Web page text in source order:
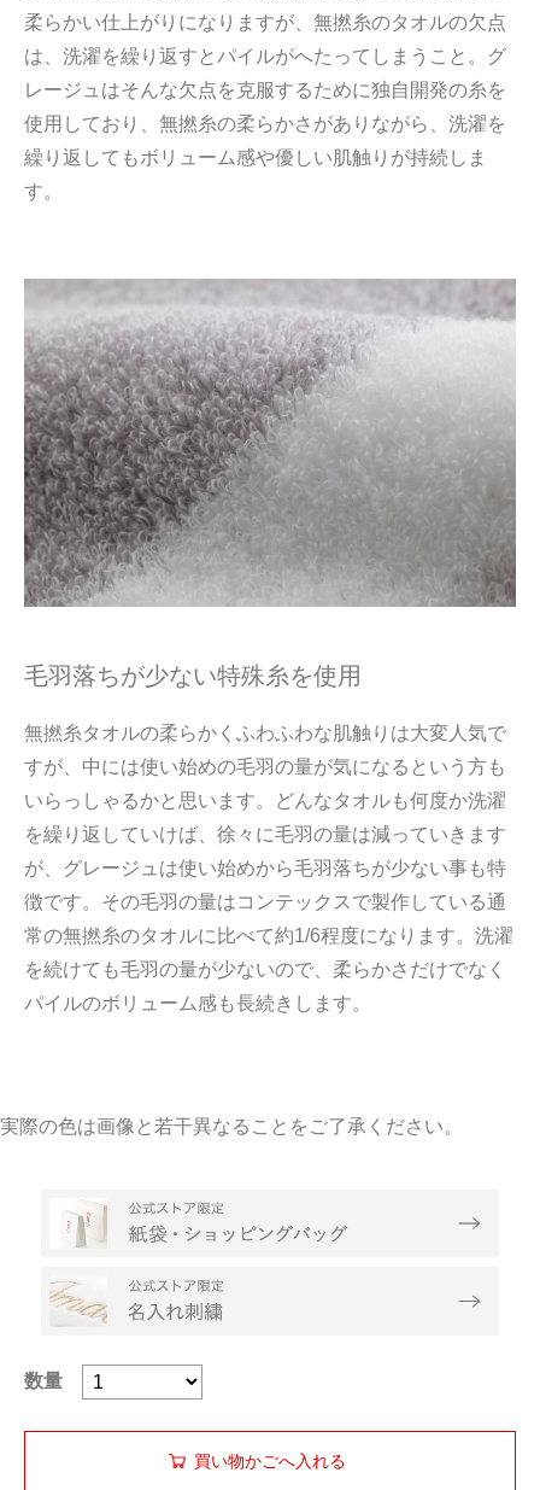
柔らかい仕上がりになりますが、無撚糸のタオルの欠点
は、洗濯を繰り返すとパイルがへたってしまうこと。グ
レージュはそんな欠点を克服するために独自開発の糸を
使用しており、無撚糸の柔らかさがありながら、洗濯を
繰り返してもボリューム感や優しい肌触りが持続しま
す。
毛羽落ちが少ない特殊糸を使用
無撚糸タオルの柔らかくふわふわな肌触りは大変人気で
すが、中には使い始めの毛羽の量が気になるという方も
いらっしゃるかと思います。どんなタオルも何度か洗濯
を繰り返していけば、徐々に毛羽の量は減っていきます
が、グレージュは使い始めから毛羽落ちが少ない事も特
徴です。その毛羽の量はコンテックスで製作している通
常の無撚糸のタオルに比べて約1/6程度になります。洗濯
を続けても毛羽の量が少ないので、柔らかさだけでなく
パイルのボリューム感も長続きします。
実際の色は画像と若干異なることをご了承ください。
数量